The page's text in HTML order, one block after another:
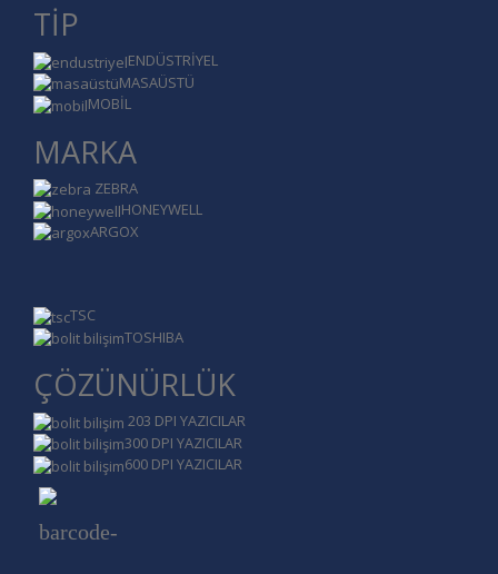
TİP
ENDÜSTRİYEL
MASAÜSTÜ
MOBİL
MARKA
ZEBRA
HONEYWELL
ARGOX
TSC
TOSHIBA
ÇÖZÜNÜRLÜK
203 DPI YAZICILAR
300 DPI YAZICILAR
600 DPI YAZICILAR